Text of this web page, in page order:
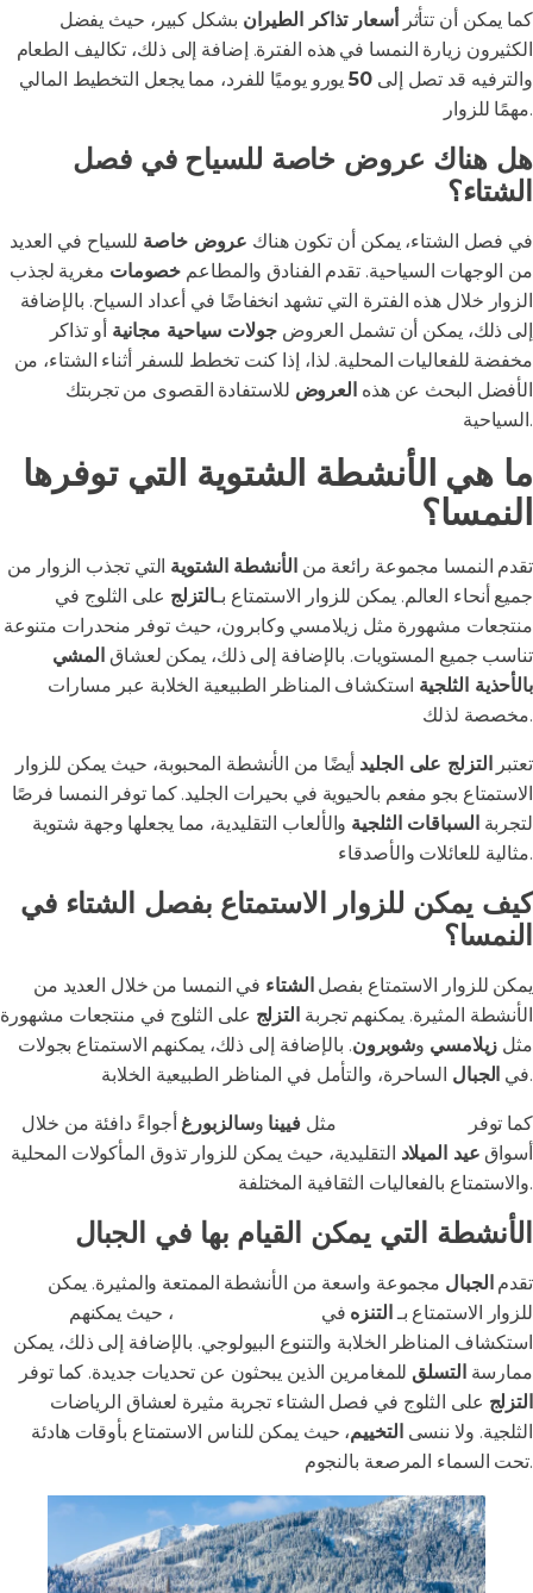
كما يمكن أن تتأثر أسعار تذاكر الطيران بشكل كبير، حيث يفضل
الكثيرون زيارة النمسا في هذه الفترة. إضافة إلى ذلك، تكاليف الطعام
والترفيه قد تصل إلى 50يورو يوميًا للفرد، مما يجعل التخطيط المالي
مهمًا للزوار.
هل هناك عروض خاصة للسياح في فصل
الشتاء؟
في فصل الشتاء، يمكن أن تكون هناك عروض خاصة للسياح في العديد
من الوجهات السياحية. تقدم الفنادق والمطاعم خصومات مغرية لجذب
الزوار خلال هذه الفترة التي تشهد انخفاضًا في أعداد السياح. بالإضافة
إلى ذلك، يمكن أن تشمل العروضجولات سياحية مجانية أو تذاكر
مخفضة للفعاليات المحلية. لذا، إذا كنت تخطط للسفر أثناء الشتاء، من
الأفضل البحث عن هذه العروض للاستفادة القصوى من تجربتك
السياحية.
ما هي الأنشطة الشتوية التي توفرها
النمسا؟
تقدم النمسا مجموعة رائعة من الأنشطة الشتوية التي تجذب الزوار من
جميع أنحاء العالم. يمكن للزوار الاستمتاع بـالتزلج على الثلوج في
منتجعات مشهورة مثل زيلامسي وكابرون، حيث توفر منحدرات متنوعة
تناسب جميع المستويات. بالإضافة إلى ذلك، يمكن لعشاق المشي
بالأحذية الثلجية استكشاف المناظر الطبيعية الخلابة عبر مسارات
مخصصة لذلك.
تعتبر التزلج على الجليد أيضًا من الأنشطة المحبوبة، حيث يمكن للزوار
الاستمتاع بجو مفعم بالحيوية في بحيرات الجليد. كما توفر النمسا فرصًا
لتجربة السباقات الثلجية والألعاب التقليدية، مما يجعلها وجهة شتوية
مثالية للعائلات والأصدقاء.
كيف يمكن للزوار الاستمتاع بفصل الشتاء في
النمسا؟
يمكن للزوار الاستمتاع بفصل الشتاء في النمسا من خلال العديد من
الأنشطة المثيرة. يمكنهم تجربة التزلج على الثلوج في منتجعات مشهورة
مثل زيلامسي وشوبرون. بالإضافة إلى ذلك، يمكنهم الاستمتاع بجولات
في الجبال الساحرة، والتأمل في المناظر الطبيعية الخلابة.
كما توفر مثل فيينا وسالزبورغ أجواءً دافئة من خلال
أسواق عيد الميلاد التقليدية، حيث يمكن للزوار تذوق المأكولات المحلية
والاستمتاع بالفعاليات الثقافية المختلفة.
الأنشطة التي يمكن القيام بها في الجبال
تقدم الجبال مجموعة واسعة من الأنشطة الممتعة والمثيرة. يمكن
للزوار الاستمتاع بـ التنزه في
، حيث يمكنهم
استكشاف المناظر الخلابة والتنوع البيولوجي. بالإضافة إلى ذلك، يمكن
ممارسة التسلق للمغامرين الذين يبحثون عن تحديات جديدة. كما توفر
التزلج على الثلوج في فصل الشتاء تجربة مثيرة لعشاق الرياضات
الثلجية. ولا ننسى التخييم، حيث يمكن للناس الاستمتاع بأوقات هادئة
تحت السماء المرصعة بالنجوم.